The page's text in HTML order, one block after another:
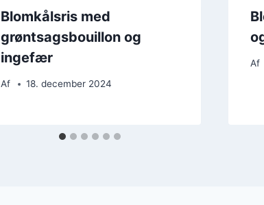
Blomkålsris med
grøntsagsbouillon og
ingefær
Af 18. december 2024
Af